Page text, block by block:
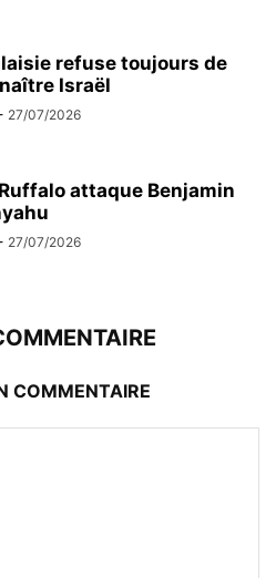
refuse toujours de
Israël
27/07/2026
attaque Benjamin
27/07/2026
COMMENTAIRE